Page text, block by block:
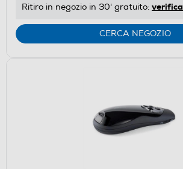
Ritiro in negozio in 30' gratuito: verifica
CERCA NEGOZIO